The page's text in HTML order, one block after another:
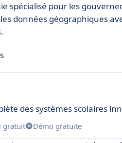
spécialisé pour les
données géographiques
des systèmes scolaires
gratuit Démo gratuite